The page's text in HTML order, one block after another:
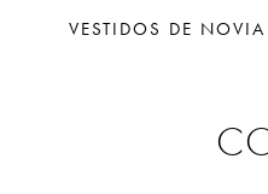
VESTIDOS DE NOVIA